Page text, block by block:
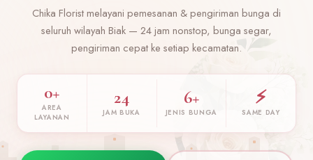
Chika Florist melayani pemesanan & pengiriman bunga di
seluruh wilayah Biak — 24 jam nonstop, bunga segar,
pengiriman cepat ke setiap kecamatan.
0+
AREA
LAYANAN
24
JAM BUKA
6+
JENIS BUNGA
⚡
SAME DAY